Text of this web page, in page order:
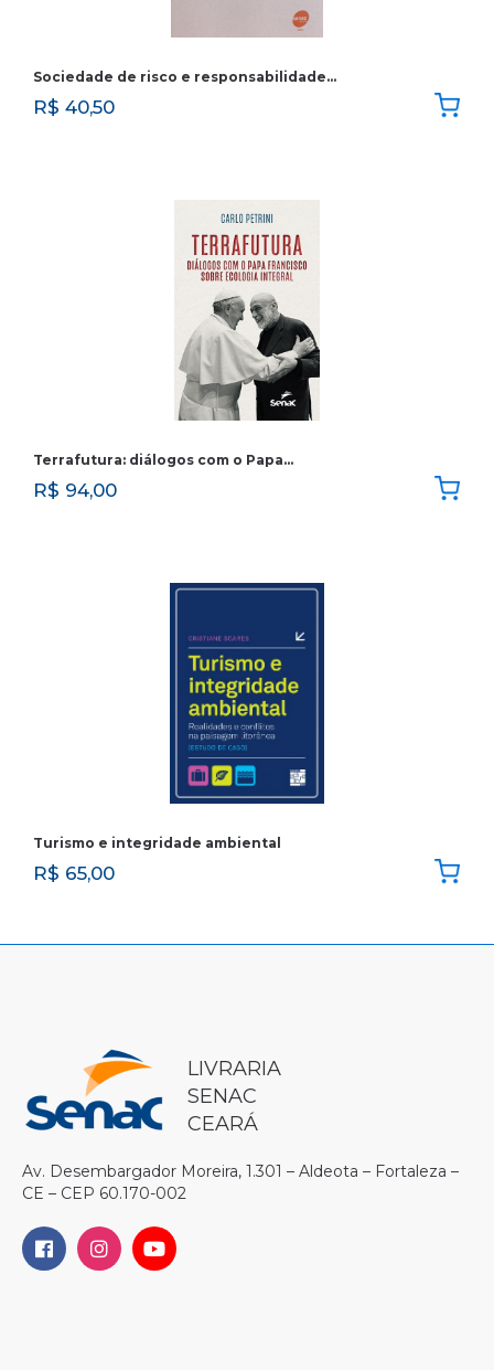
Sociedade de risco e responsabilidade…
R$ 40,50
Terrafutura: diálogos com o Papa…
R$ 94,00
Turismo e integridade ambiental
R$ 65,00
LIVRARIA
SENAC
CEARÁ
Av. Desembargador Moreira, 1.301 – Aldeota – Fortaleza –
CE – CEP 60.170-002